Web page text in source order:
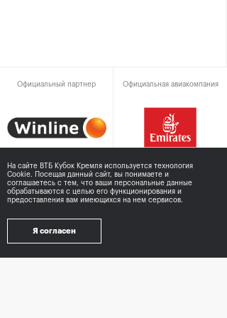
Официальный партнер Официальная авиакомпания
Официальный хронометрист
Официальный эксклюзивный
участник в категории
На сайте ВТБ Кубок Кремля используется технология
Cookie. Посещая данный сайт, вы понимаете и
соглашаетесь с тем, что ваши персональные данные
обрабатываются с целью его функционирования и
предоставления вам имеющихся на нем сервисов.
Я согласен